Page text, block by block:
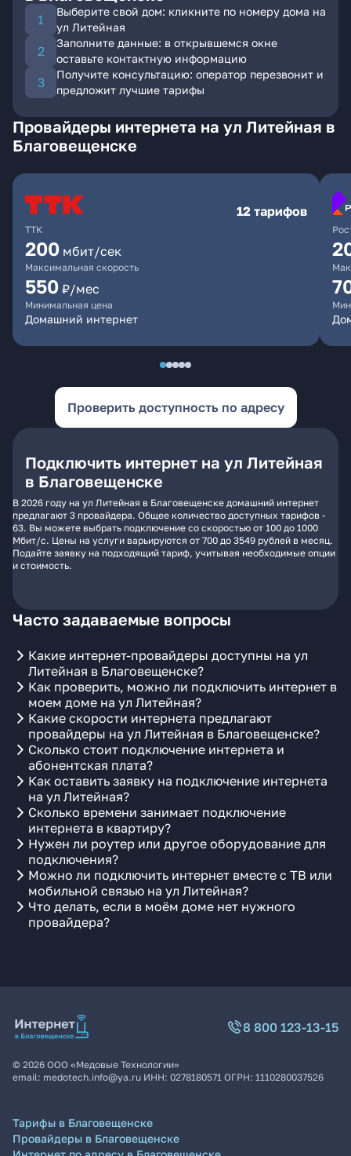
Выберите свой дом: кликните по номеру дома на
ул Литейная
Заполните данные: в открывшемся окне
оставьте контактную информацию
Получите консультацию: оператор перезвонит и
предложит лучшие тарифы
Провайдеры интернета на ул Литейная в
Благовещенске
ТТК
12 тарифов
200 мбит/сек
Максимальная скорость
550 ₽/мес
Минимальная цена
Домашний интернет
Проверить доступность по адресу
Подключить интернет на ул Литейная
в Благовещенске
В 2026 году на ул Литейная в Благовещенске домашний интернет
предлагают 3 провайдера. Общее количество доступных тарифов -
63. Вы можете выбрать подключение со скоростью от 100 до 1000
Мбит/с. Цены на услуги варьируются от 700 до 3549 рублей в месяц.
Подайте заявку на подходящий тариф, учитывая необходимые опции
и стоимость.
Часто задаваемые вопросы
Какие интернет-провайдеры доступны на ул
Литейная в Благовещенске?
Как проверить, можно ли подключить интернет в
моем доме на ул Литейная?
Какие скорости интернета предлагают
провайдеры на ул Литейная в Благовещенске?
Сколько стоит подключение интернета и
абонентская плата?
Как оставить заявку на подключение интернета
на ул Литейная?
Сколько времени занимает подключение
интернета в квартиру?
Нужен ли роутер или другое оборудование для
подключения?
Можно ли подключить интернет вместе с ТВ или
мобильной связью на ул Литейная?
Что делать, если в моём доме нет нужного
провайдера?
8 800 123-13-15
© 2026 ООО «Медовые Технологии»
email: medotech.info@ya.ru ИНН: 0278180571 ОГРН: 1110280037526
Тарифы в Благовещенске
Провайдеры в Благовещенске